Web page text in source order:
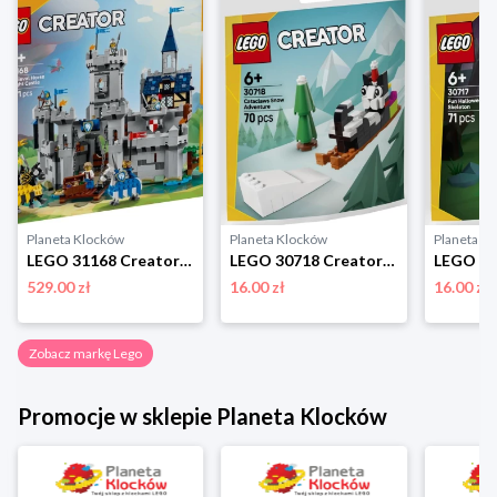
Planeta Klocków
LEGO 31168 Creator Średniowieczny zamek rycerzy konnych Lego
529.00 zł
Planeta Klocków
LEGO 30718 Creator Śnieżna przygoda Cataclaws Lego
16.00 zł
Planeta
16.00 zł
Zobacz markę Lego
Promocje w sklepie Planeta Klocków